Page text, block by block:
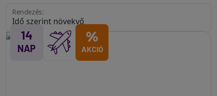
Rendezés:
14
NAP
%
AKCIÓ